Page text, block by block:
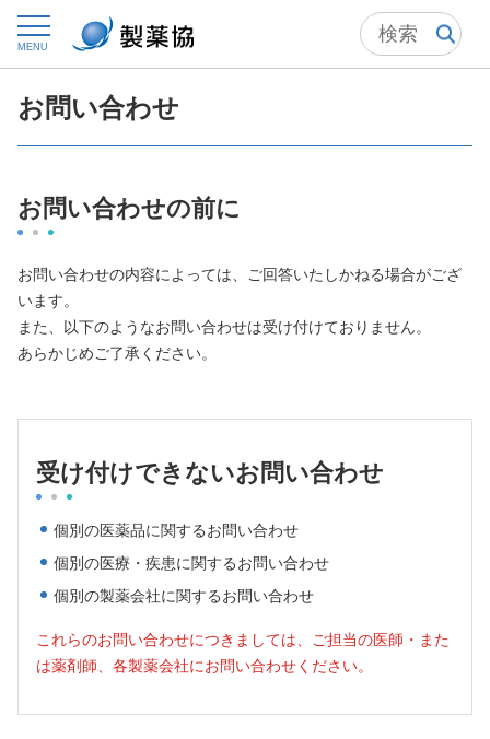
MENU
トップ お問い合わせ
お問い合わせ
お問い合わせの前に
お問い合わせの内容によっては、ご回答いたしかねる場合がござ
います。
また、以下のようなお問い合わせは受け付けておりません。
あらかじめご了承ください。
受け付けできないお問い合わせ
個別の医薬品に関するお問い合わせ
個別の医療・疾患に関するお問い合わせ
個別の製薬会社に関するお問い合わせ
これらのお問い合わせにつきましては、ご担当の医師・また
は薬剤師、各製薬会社にお問い合わせください。